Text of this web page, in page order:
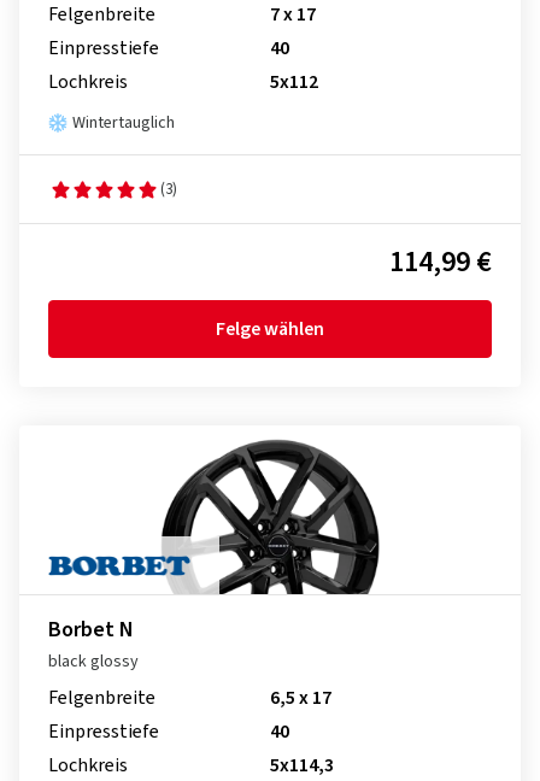
Felgenbreite
7 x 17
Einpresstiefe
40
Lochkreis
5x112
Wintertauglich
(3)
114,99 €
Felge wählen
Borbet N
black glossy
Felgenbreite
6,5 x 17
Einpresstiefe
40
Lochkreis
5x114,3